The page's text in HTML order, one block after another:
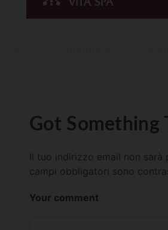
Got Something
Il tuo indirizzo email non sarà
campi obbligatori sono
Your comment